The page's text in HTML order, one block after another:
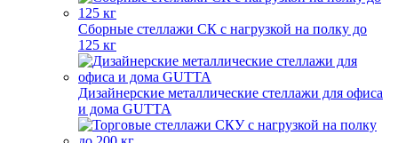
Сборные стеллажи СК с нагрузкой на полку до
125 кг
Дизайнерские металлические стеллажи для офиса
и дома GUTTA